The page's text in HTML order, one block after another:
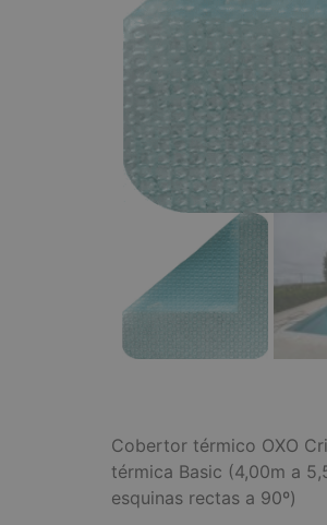
Cobertor térmico OXO
térmica Basic (4,00m a
esquinas rectas a 90º)